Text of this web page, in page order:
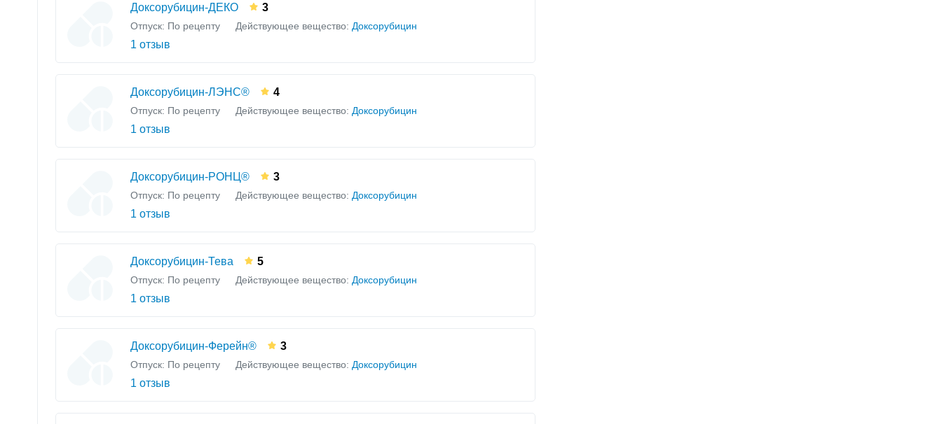
Доксорубицин-ДЕКО 3
Отпуск: По рецепту Действующее вещество: Доксорубицин
1 отзыв
Доксорубицин-ЛЭНС® 4
Отпуск: По рецепту Действующее вещество: Доксорубицин
1 отзыв
Доксорубицин-РОНЦ® 3
Отпуск: По рецепту Действующее вещество: Доксорубицин
1 отзыв
Доксорубицин-Тева 5
Отпуск: По рецепту Действующее вещество: Доксорубицин
1 отзыв
Доксорубицин-Ферейн® 3
Отпуск: По рецепту Действующее вещество: Доксорубицин
1 отзыв